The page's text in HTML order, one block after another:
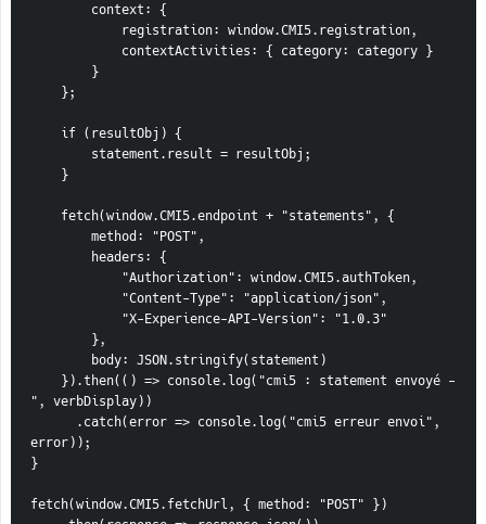
context: {
registration: window.CMI5.registration,
contextActivities: { category: category }
}
};
if (resultObj) {
statement.result = resultObj;
}
fetch(window.CMI5.endpoint + "statements", {
method: "POST",
headers: {
"Authorization": window.CMI5.authToken,
"Content-Type": "application/json",
"X-Experience-API-Version": "1.0.3"
},
body: JSON.stringify(statement)
", verbDisplay))
error));
}
fetch(window.CMI5.fetchUrl, { method: "POST" })